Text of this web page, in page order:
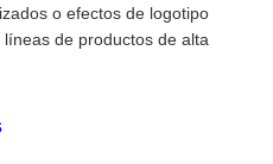
o efectos de logotipo
de productos de alta